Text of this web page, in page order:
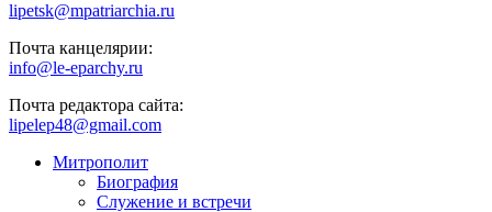
lipetsk@mpatriarchia.ru
Почта канцелярии:
info@le-eparchy.ru
Почта редактора сайта:
lipelep48@gmail.com
Митрополит
Биография
Служение и встречи